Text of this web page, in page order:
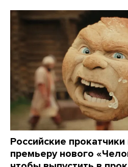
Российские
премьеру нового